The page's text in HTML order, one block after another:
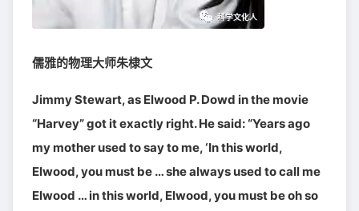
儒雅的物理大师朱棣文
Jimmy Stewart, as Elwood P. Dowd in the movie
“Harvey” got it exactly right. He said: “Years ago
my mother used to say to me, ‘In this world,
Elwood, you must be … she always used to call me
Elwood … in this world, Elwood, you must be oh so